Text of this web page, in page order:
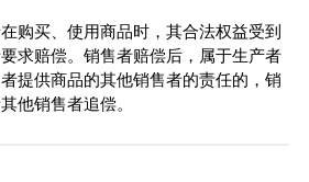
购买、使用商品时，其合法权益受到
求赔偿。销售者赔偿后，属于生产者
提供商品的其他销售者的责任的，销
他销售者追偿。